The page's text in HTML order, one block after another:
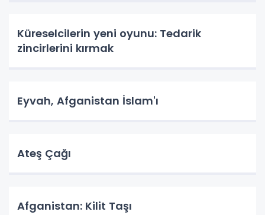
Küreselcilerin yeni oyunu: Tedarik
zincirlerini kırmak
Eyvah, Afganistan İslam'ı
Ateş Çağı
Afganistan: Kilit Taşı